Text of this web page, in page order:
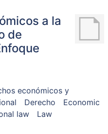
a la
de
económicos y
Derecho
Economic
law Law